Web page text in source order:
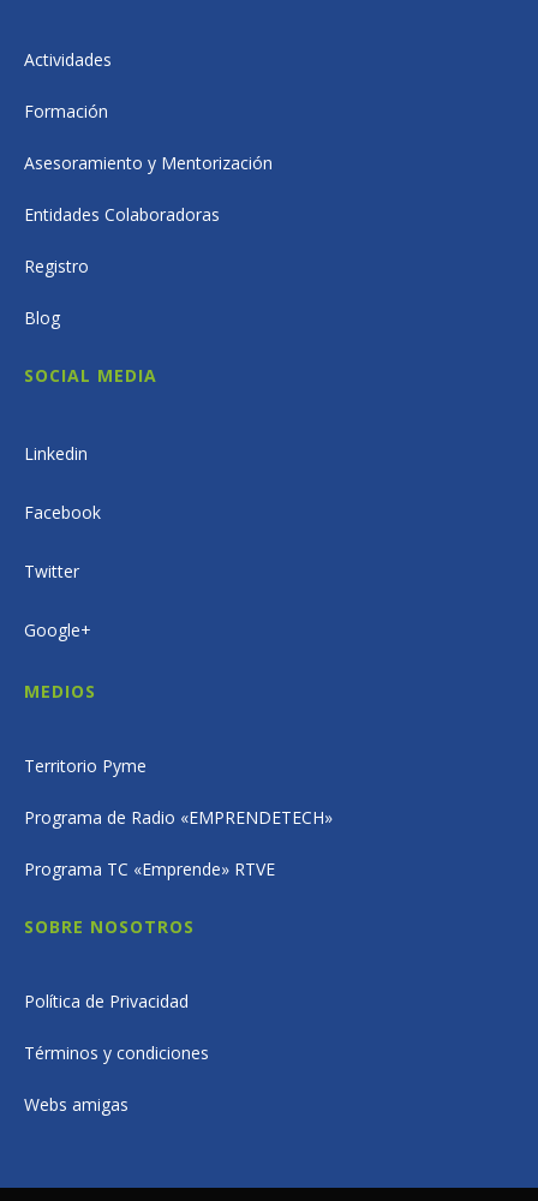
Actividades
Formación
Asesoramiento y Mentorización
Entidades Colaboradoras
Registro
Blog
SOCIAL MEDIA
Linkedin
Facebook
Twitter
Google+
MEDIOS
Territorio Pyme
Programa de Radio «EMPRENDETECH»
Programa TC «Emprende» RTVE
SOBRE NOSOTROS
Política de Privacidad
Términos y condiciones
Webs amigas